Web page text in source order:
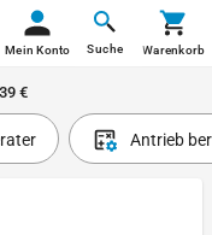
Suche
Mein Konto Warenkorb
€
Antrieb